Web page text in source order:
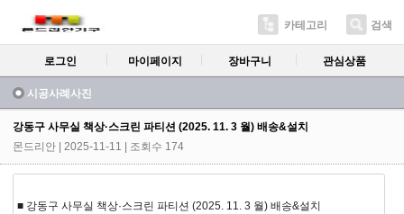
카테고리 검색
로그인 마이페이지 장바구니 관심상품
시공사례사진
강동구 사무실 책상·스크린 파티션 (2025. 11. 3 월) 배송&설치
몬드리안
| 2025-11-11 | 조회수 174
■ 강동구 사무실 책상·스크린 파티션 (2025. 11. 3 월) 배송&설치